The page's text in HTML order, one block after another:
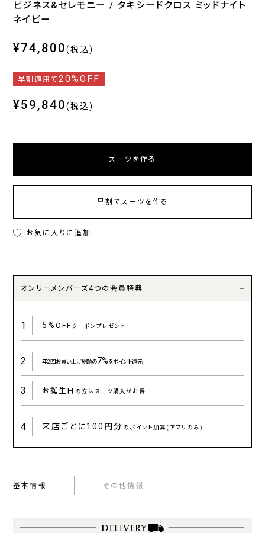
ビジネス&セレモニー / タキシードクロス ミッドナイト
ネイビー
¥74,800(税込)
早割適用で20%OFF
¥59,840(税込)
スーツを作る
早割でスーツを作る
お気に入りに追加
オンリーメンバーズ4つの会員特典
1 5%OFFクーポンプレゼント
2 年2回お買い上げ総額の7%をポイント還元
3 お誕生日 の方はスーツ購入がお得
4 来店ごとに100円分 のポイント加算(アプリのみ)
基本情報 その他情報